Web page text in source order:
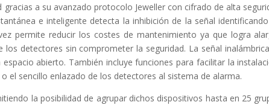
a su avanzado protocolo Jeweller con cifrado de alta
e inteligente detecta la inhibición de la señal
permite reducir los costes de mantenimiento ya que logra
los detectores sin comprometer la seguridad. La señal
abierto. También incluye funciones para facilitar la
el sencillo enlazado de los detectores al sistema de alarma.
la posibilidad de agrupar dichos dispositivos hasta en 25